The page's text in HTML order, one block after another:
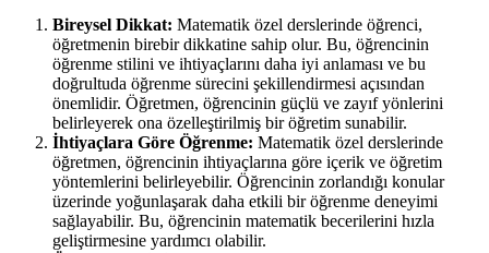
Bireysel Dikkat: Matematik özel derslerinde öğrenci,
öğretmenin birebir dikkatine sahip olur. Bu, öğrencinin
öğrenme stilini ve ihtiyaçlarını daha iyi anlaması ve bu
doğrultuda öğrenme sürecini şekillendirmesi açısından
önemlidir. Öğretmen, öğrencinin güçlü ve zayıf yönlerini
belirleyerek ona özelleştirilmiş bir öğretim sunabilir.
İhtiyaçlara Göre Öğrenme: Matematik özel derslerinde
öğretmen, öğrencinin ihtiyaçlarına göre içerik ve öğretim
yöntemlerini belirleyebilir. Öğrencinin zorlandığı konular
üzerinde yoğunlaşarak daha etkili bir öğrenme deneyimi
sağlayabilir. Bu, öğrencinin matematik becerilerini hızla
geliştirmesine yardımcı olabilir.